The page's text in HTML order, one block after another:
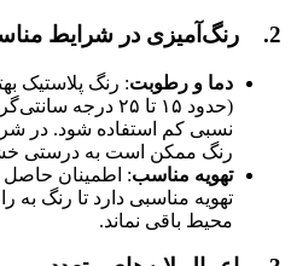
2. رنگ‌آمیزی در شرایط مناسب
دما و رطوبت: رنگ پلاستیک
(حدود ۱۵ تا ۲۵
نسبی کم استفاده شود. در
رنگ ممکن است به درستی
تهویه مناسب: اطمینان
تهویه مناسبی دارد تا رنگ
محیط باقی نماند.